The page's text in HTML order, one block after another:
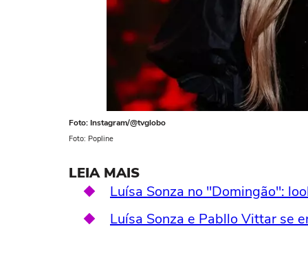
Foto: Instagram/@tvglobo
Foto: Popline
LEIA MAIS
Luísa Sonza no "Domingão":
Luísa Sonza e Pabllo Vittar se